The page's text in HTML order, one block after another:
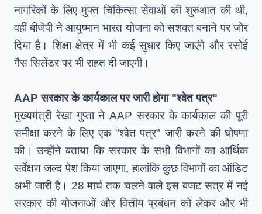
नागरिकों के लिए मुफ्त चिकित्सा सेवाओं की शुरुआत की थी,
वहीं बीजेपी ने आयुष्मान भारत योजना को सशक्त बनाने पर जोर
दिया है। शिक्षा क्षेत्र में भी कई सुधार किए जाएंगे और रसोई
गैस सिलेंडर पर भी राहत दी जाएगी।
AAP सरकार के कार्यकाल पर जारी होगा "श्वेत पत्र"
मुख्यमंत्री रेखा गुप्ता ने AAP सरकार के कार्यकाल की पूरी
समीक्षा करने के लिए एक "श्वेत पत्र" जारी करने की घोषणा
की। उन्होंने बताया कि सरकार के सभी विभागों का आर्थिक
सर्वेक्षण जल्द पेश किया जाएगा, हालांकि कुछ विभागों का ऑडिट
अभी जारी है। 28 मार्च तक चलने वाले इस बजट सत्र में नई
सरकार की योजनाओं और वित्तीय प्रबंधन को लेकर और भी